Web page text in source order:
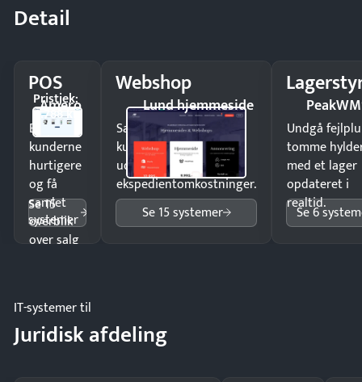
Detail
POS
Amero
Pristjek:
4.788 kr
Ekspedér
kunderne
hurtigere
og få
samlet
overblik
over salg
Se 15
systemer
Webshop
Lund hjemmeside
Sælg produkter 24/7 til
kunder i hele landet
uden
ekspedientomkostninger.
Se 15 systemer
Undgå
tomme
med et lager
opdateret i
realtid.
Se 6
IT-systemer til
Juridisk afdeling